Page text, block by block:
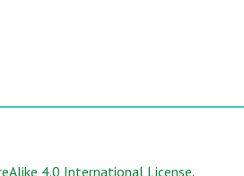
4.0 International License.